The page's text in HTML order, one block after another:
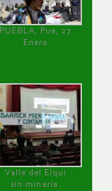
PUEBLA, Pue, 27
Enero
Valle del Elqui
sin minería.